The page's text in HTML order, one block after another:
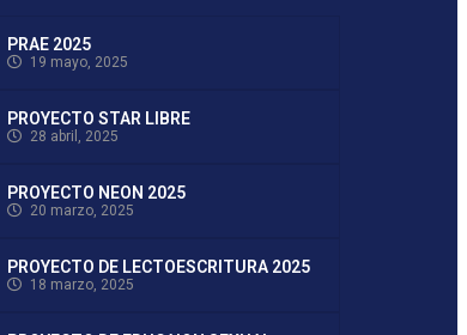
PRAE 2025
19 mayo, 2025
PROYECTO STAR LIBRE
28 abril, 2025
PROYECTO NEON 2025
20 marzo, 2025
PROYECTO DE LECTOESCRITURA 2025
18 marzo, 2025